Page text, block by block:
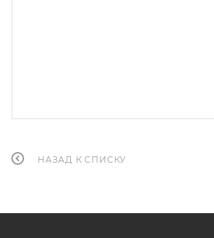
НАЗАД К СПИСКУ